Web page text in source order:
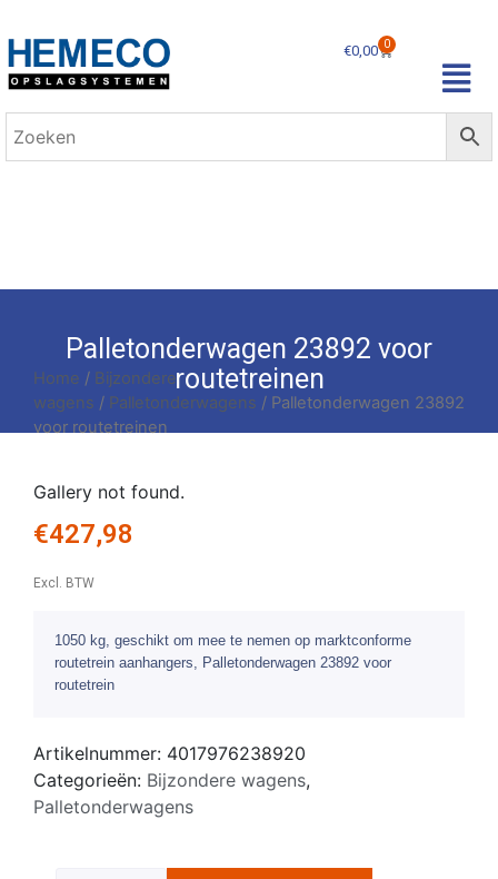
€0,00 0
Palletonderwagen 23892 voor
routetreinen
Home / Bijzondere
wagens / Palletonderwagens / Palletonderwagen 23892
voor routetreinen
Gallery not found.
€427,98
Excl. BTW
1050 kg, geschikt om mee te nemen op marktconforme
routetrein aanhangers, Palletonderwagen 23892 voor
routetrein
Artikelnummer: 4017976238920
Categorieën: Bijzondere wagens,
Palletonderwagens